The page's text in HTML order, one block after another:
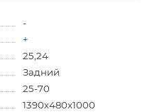
-
+
25,24
Задний
25-70
1390х480х1000